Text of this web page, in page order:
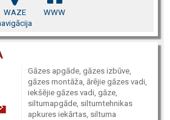
WAZE
WWW
Gāzes apgāde, gāzes izbūve,
gāzes montāža, ārējie gāzes vadi,
iekšējie gāzes vadi, gāze,
siltumapgāde, siltumtehnikas
apkures iekārtas, siltuma